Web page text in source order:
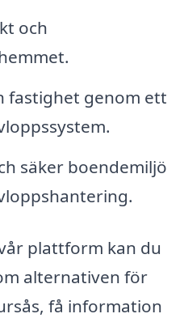
och
fastighet genom ett
säker boendemiljö
plattform kan du
alternativen för
få information